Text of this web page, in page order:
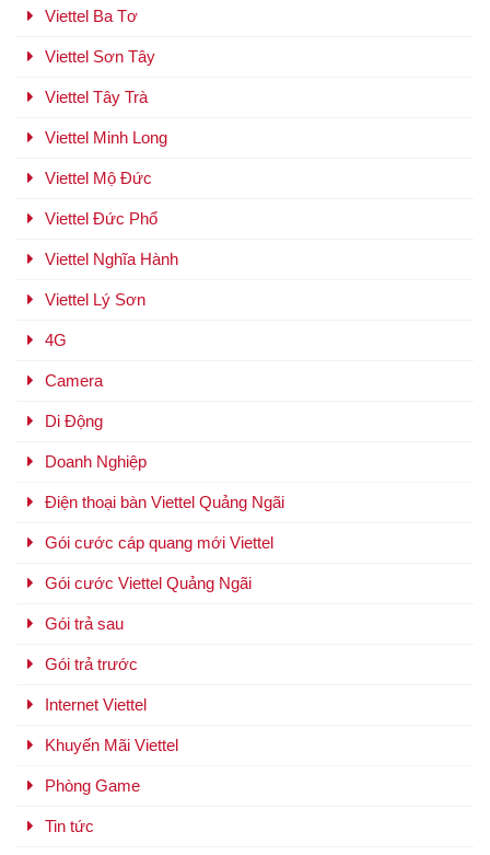
Viettel Ba Tơ
Viettel Sơn Tây
Viettel Tây Trà
Viettel Minh Long
Viettel Mộ Đức
Viettel Đức Phổ
Viettel Nghĩa Hành
Viettel Lý Sơn
4G
Camera
Di Động
Doanh Nghiệp
Điện thoại bàn Viettel Quảng Ngãi
Gói cước cáp quang mới Viettel
Gói cước Viettel Quảng Ngãi
Gói trả sau
Gói trả trước
Internet Viettel
Khuyến Mãi Viettel
Phòng Game
Tin tức